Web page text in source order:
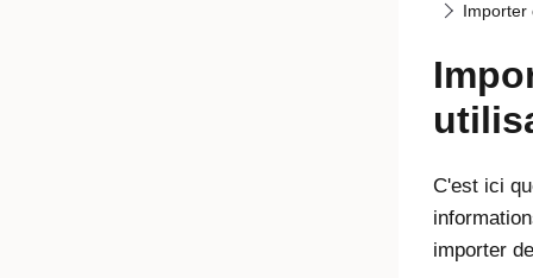
Importer
C'est ici
importer